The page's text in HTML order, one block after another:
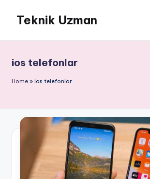
content
Teknik Uzman
ios telefonlar
Home » ios telefonlar